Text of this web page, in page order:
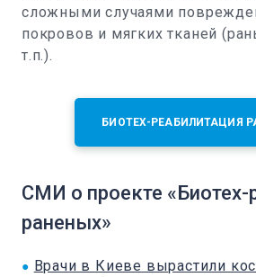
сложными случаями
покровов и мягких тканей
т.п.).
БИОТЕХ-РЕАБИЛИТАЦИЯ
СМИ о проекте «Биотех-
раненых»
● Врачи в Киеве вырастили